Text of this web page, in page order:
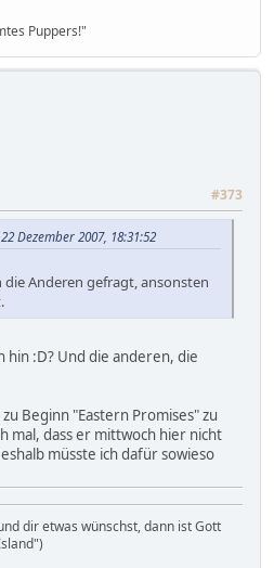
Puppers!"
#373
Dezember 2007, 18:31:52
Anderen gefragt, ansonsten
hin :D? Und die anderen, die
Beginn "Eastern Promises" zu
mal, dass er mittwoch hier nicht
müsste ich dafür sowieso
dir etwas wünschst, dann ist Gott